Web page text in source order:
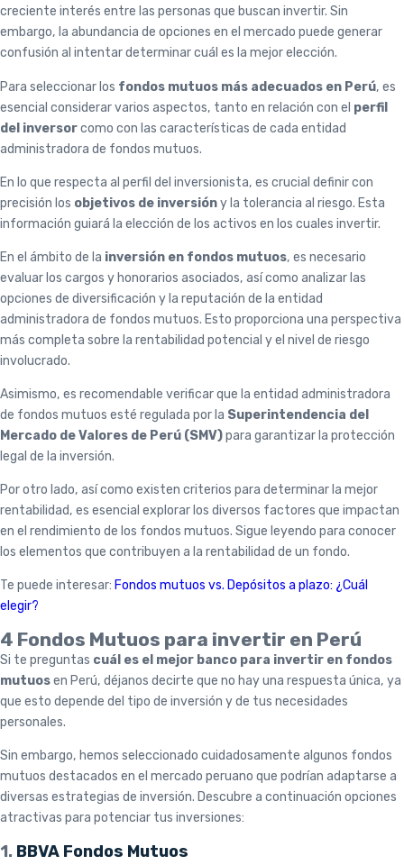
creciente interés entre las personas que buscan invertir. Sin
embargo, la abundancia de opciones en el mercado puede generar
confusión al intentar determinar cuál es la mejor elección.
Para seleccionar los fondos mutuos más adecuados en Perú, es
esencial considerar varios aspectos, tanto en relación con el perfil
del inversorcomo con las características de cada entidad
administradora de fondos mutuos.
En lo que respecta al perfil del inversionista, es crucial definir con
precisión los objetivos de inversióny la tolerancia al riesgo. Esta
información guiará la elección de los activos en los cuales invertir.
En el ámbito de la inversión en fondos mutuos, es necesario
evaluar los cargos y honorarios asociados, así como analizar las
opciones de diversificación y la reputación de la entidad
administradora de fondos mutuos. Esto proporciona una perspectiva
más completa sobre la rentabilidad potencial y el nivel de riesgo
involucrado.
Asimismo, es recomendable verificar que la entidad administradora
de fondos mutuos esté regulada por la Superintendencia del
Mercado de Valores de Perú (SMV)para garantizar la protección
legal de la inversión.
Por otro lado, así como existen criterios para determinar la mejor
rentabilidad, es esencial explorar los diversos factores que impactan
en el rendimiento de los fondos mutuos. Sigue leyendo para conocer
los elementos que contribuyen a la rentabilidad de un fondo.
Te puede interesar: Fondos mutuos vs. Depósitos a plazo: ¿Cuál
elegir?
4 Fondos Mutuos para invertir en Perú
Si te preguntas cuál es el mejor banco para invertir en fondos
mutuosen Perú, déjanos decirte que no hay una respuesta única, ya
que esto depende del tipo de inversión y de tus necesidades
personales.
Sin embargo, hemos seleccionado cuidadosamente algunos fondos
mutuos destacados en el mercado peruano que podrían adaptarse a
diversas estrategias de inversión. Descubre a continuación opciones
atractivas para potenciar tus inversiones:
1. BBVA Fondos Mutuos